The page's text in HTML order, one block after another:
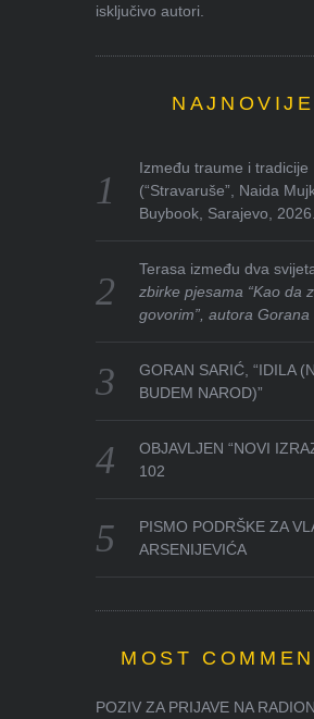
isključivo autori.
NAJNOVIJE
Između traume i tradicije
(“Stravaruše”, Naida
Buybook, Sarajevo,
Terasa između dva
zbirke pjesama “Kao da
govorim”, autora Gorana
GORAN SARIĆ, “IDILA
BUDEM NAROD)”
OBJAVLJEN “NOVI
102
PISMO PODRŠKE ZA
ARSENIJEVIĆA
MOST
POZIV ZA PRIJAVE NA